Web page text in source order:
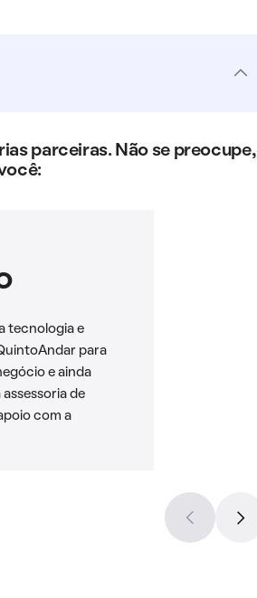
parceiras. Não se preocupe,
tecnologia e
para
e ainda
de
com a